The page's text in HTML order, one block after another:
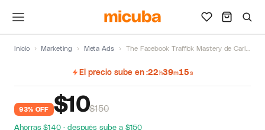
Inicio › Marketing › Meta Ads › The Facebook Traffick Mastery de Carlos Muñoz
El precio sube en 22h39m14s
93% OFF $10$150
Ahorras $140 · después sube a $150